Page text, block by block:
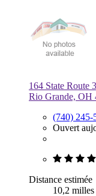
164 State Route
Rio Grande, OH
(740) 245-
Ouvert
Distance estimée
10,2 milles